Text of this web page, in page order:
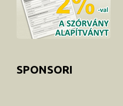
SPONSORI